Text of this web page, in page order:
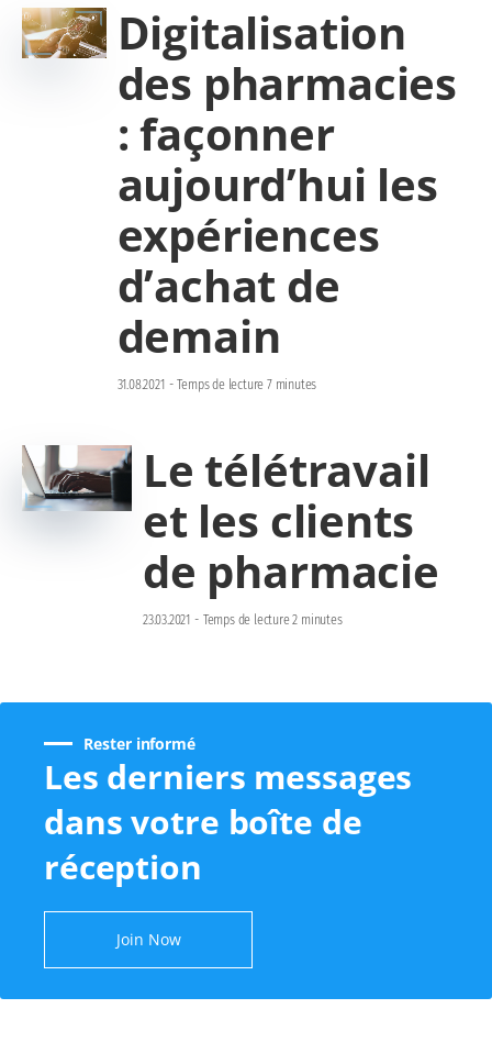
Digitalisation
des pharmacies
: façonner
aujourd’hui les
expériences
d’achat de
demain
31.08.2021 - Temps de lecture 7 minutes
Le télétravail
et les clients
de pharmacie
23.03.2021 - Temps de lecture 2 minutes
Rester informé
Les derniers messages
dans votre boîte de
réception
Join Now